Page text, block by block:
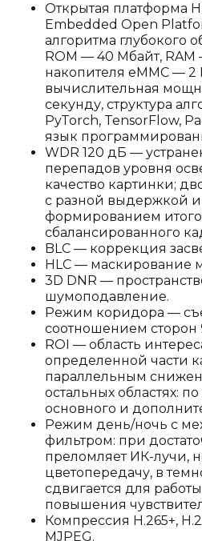
Открытая платформа
Embedded Open
алгоритма глубокого
ROM — 40 Мбайт, RAM
накопителя eMMC — 2
вычислительная
секунду, структура
PyTorch, TensorFlow,
язык
WDR 120 дБ —
перепадов уровня
качество картинки;
с разной выдержкой
формированием
сбалансированного
BLC — коррекция
HLC — маскирование
3D DNR —
шумоподавление.
Режим коридора —
соотношением сторон
ROI — область
определенной части
параллельным
остальных областях:
основного и
Режим день/ночь с
фильтром: при
преломляет ИК-лучи,
цветопередачу, в
сдвигается для
повышения
Компрессия H.265+,
MJPEG.